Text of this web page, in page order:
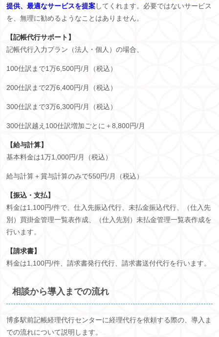
提供、最適なサービスを提案してくれます。必要ではないサービス
を、無理に勧めるようなことはありません。
【記帳代行サポート】
記帳代行入力プラン（法人・個人）の場合、
100仕訳まで1万6,500円/月（税込）
200仕訳まで2万6,400円/月（税込）
300仕訳まで3万6,300円/月（税込）
300仕訳越え 100仕訳増加ごとに＋8,800円/月
【給与計算】
基本料金は1万1,000円/月（税込）
給与計算＋賞与計算のみで550円/月（税込）
【振込・支払】
料金は1,100円/件で、仕入先振込代行、未払金振込代行、（仕入先
別）買掛金管理一覧表作成、（仕入先別）未払金管理一覧表作成を
行います。
【請求書】
料金は1,100円/件、請求書発行代行、請求書送付代行を行います。
相談から導入までの流れ
博多駅前記帳経理代行センターに経理代行を依頼する際の、導入ま
での流れについて説明します。